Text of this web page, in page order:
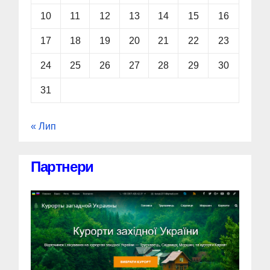
10 11 12 13 14 15 16
17 18 19 20 21 22 23
24 25 26 27 28 29 30
31
« Лип
Партнери